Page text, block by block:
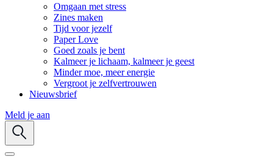
Omgaan met stress
Zines maken
Tijd voor jezelf
Paper Love
Goed zoals je bent
Kalmeer je lichaam, kalmeer je geest
Minder moe, meer energie
Vergroot je zelfvertrouwen
Nieuwsbrief
Meld je aan